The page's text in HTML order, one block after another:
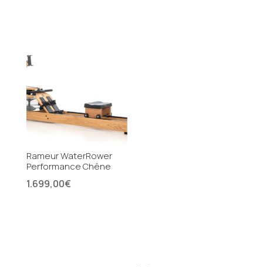
Rameur WaterRower
Performance Chêne
1.699,00€